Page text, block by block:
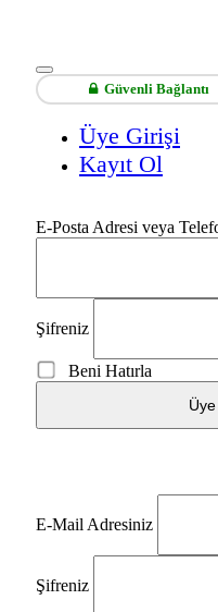
Güvenli Bağlantı
Üye Girişi
Kayıt Ol
E-Posta Adresi veya
Şifreniz
Beni Hatırla
E-Mail Adresiniz
Şifreniz